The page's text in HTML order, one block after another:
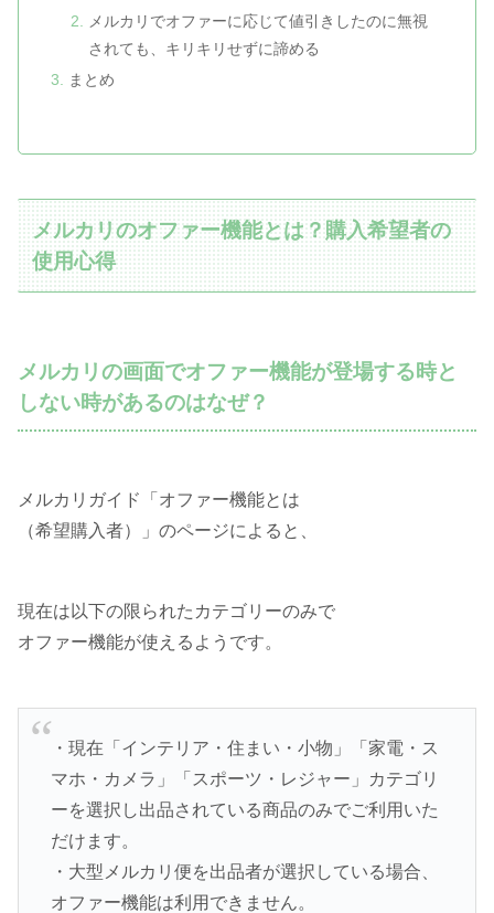
メルカリでオファーに応じて値引きしたのに無視
されても、キリキリせずに諦める
まとめ
メルカリのオファー機能とは？購入希望者の
使用心得
メルカリの画面でオファー機能が登場する時と
しない時があるのはなぜ？
メルカリガイド「オファー機能とは
（希望購入者）」のページによると、
現在は以下の限られたカテゴリーのみで
オファー機能が使えるようです。
・現在「インテリア・住まい・小物」「家電・ス
マホ・カメラ」「スポーツ・レジャー」カテゴリ
ーを選択し出品されている商品のみでご利用いた
だけます。
・大型メルカリ便を出品者が選択している場合、
オファー機能は利用できません。